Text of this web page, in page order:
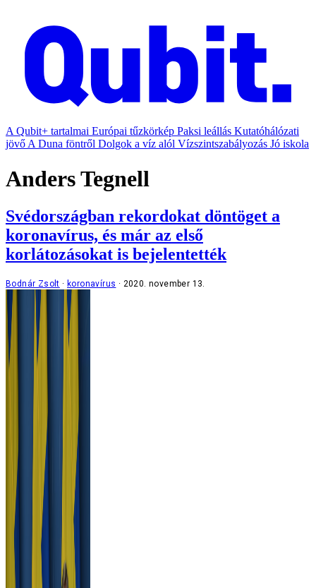
A Qubit+ tartalmai Európai tűzkörkép Paksi leállás Kutatóhálózati
jövő A Duna föntről Dolgok a víz alól Vízszintszabályozás Jó iskola
Anders Tegnell
Svédországban rekordokat döntöget a
koronavírus, és már az első
korlátozásokat is bejelentették
Bodnár Zsolt koronavírus 2020. november 13.